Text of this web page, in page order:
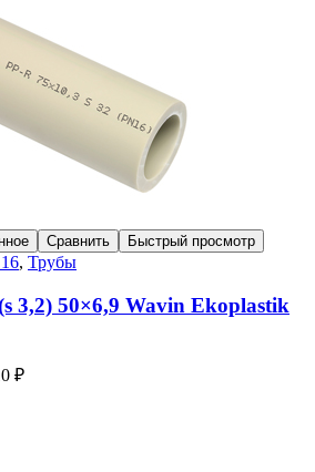
Сравнить Быстрый просмотр
, Трубы
3,2) 50×6,9 Wavin Ekoplastik
₽